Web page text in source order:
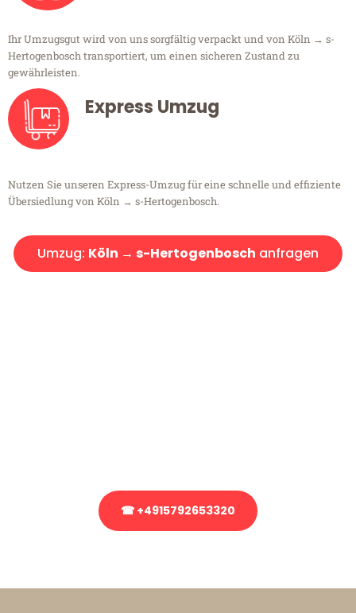
Ihr Umzugsgut wird von uns sorgfältig verpackt und von Köln → s-
Hertogenbosch transportiert, um einen sicheren Zustand zu
gewährleisten.
Express Umzug
Nutzen Sie unseren Express-Umzug für eine schnelle und effiziente
Übersiedlung von Köln → s-Hertogenbosch.
Umzug: Köln → s-Hertogenbosch anfragen
☎ +4915792653320